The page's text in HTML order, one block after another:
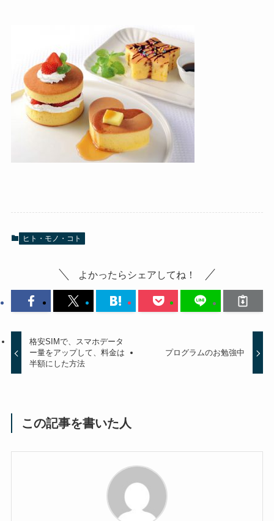
ヒト・モノ・コト
よかったらシェアしてね！
格安SIMで、スマホデータ
ー量をアップして、料金は
半額にした方法
プログラムのお勉強中
この記事を書いた人